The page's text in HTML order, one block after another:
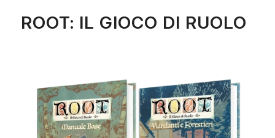
ROOT: IL GIOCO DI RUOLO